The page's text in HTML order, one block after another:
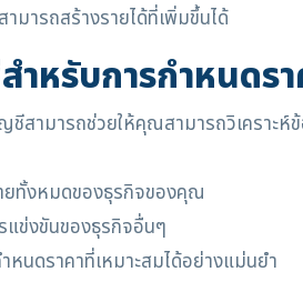
มารถสร้างรายได้ที่เพิ่มขึ้นได้
หรับการกำหนดร
สามารถช่วยให้คุณสามารถวิเคราะห์
ยทั้งหมดของธุรกิจของคุณ
แข่งขันของธุรกิจอื่นๆ
นดราคาที่เหมาะสมได้อย่างแม่นยำ